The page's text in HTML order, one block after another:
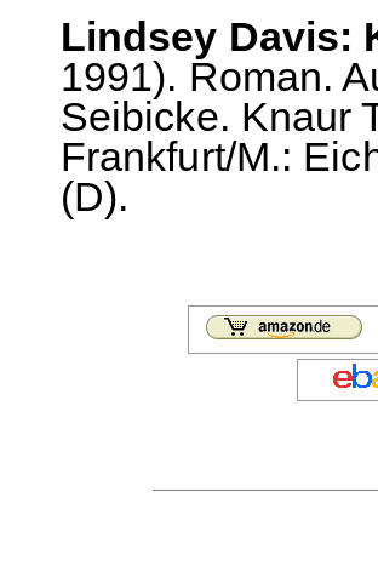
Lindsey Davis:
1991). Roman.
Seibicke. Knaur
Frankfurt/M.:
(D).